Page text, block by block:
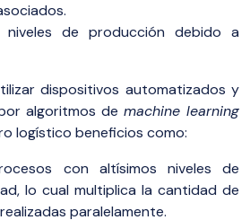
de producción debido a
dispositivos automatizados y
algoritmos de machine learning
logístico beneficios como:
con altísimos niveles de
lo cual multiplica la cantidad de
paralelamente.